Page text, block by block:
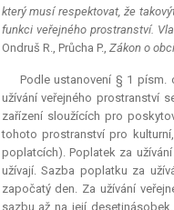
který musí respektovat, že
funkci veřejného prostranství.
Ondruš R., Průcha P., Zákon o
Podle ustanovení § 1 písm.
užívání veřejného prostranství
zařízení sloužících pro
tohoto prostranství pro
poplatcích). Poplatek za
užívají. Sazba poplatku za
započatý den. Za užívání
sazbu až na její